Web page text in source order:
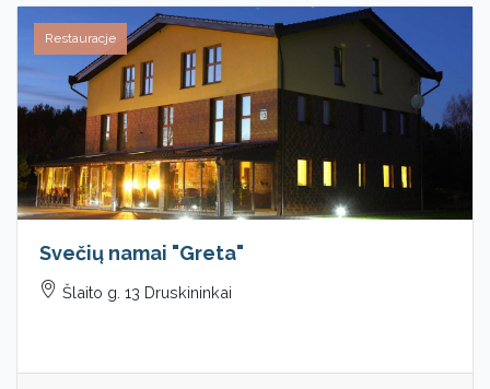
Restauracje
Svečių namai "Greta"
Šlaito g. 13 Druskininkai